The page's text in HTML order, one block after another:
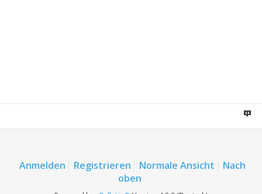
Anmelden Registrieren Normale Ansicht
Nach
oben